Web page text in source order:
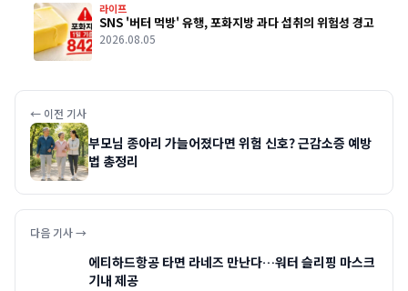
라이프
SNS '버터 먹방' 유행, 포화지방 과다 섭취의 위험성 경고
2026.08.05
← 이전 기사
부모님 종아리 가늘어졌다면 위험 신호? 근감소증 예방
법 총정리
다음 기사 →
에티하드항공 타면 라네즈 만난다…워터 슬리핑 마스크
기내 제공